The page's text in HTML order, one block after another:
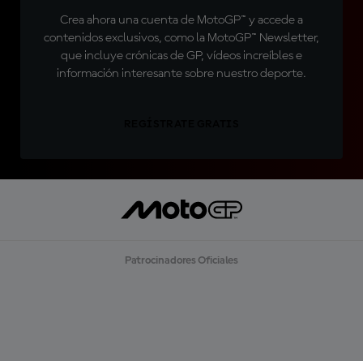
Crea ahora una cuenta de MotoGP™ y accede a
contenidos exclusivos, como la MotoGP™ Newsletter,
que incluye crónicas de GP, vídeos increíbles e
información interesante sobre nuestro deporte.
Patrocinadores Oficiales